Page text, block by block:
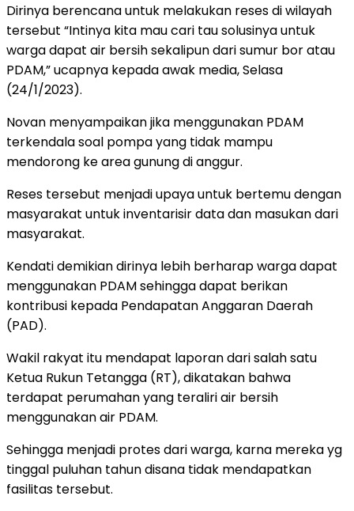
Dirinya berencana untuk melakukan reses di wilayah
tersebut “Intinya kita mau cari tau solusinya untuk
warga dapat air bersih sekalipun dari sumur bor atau
PDAM,” ucapnya kepada awak media, Selasa
(24/1/2023).
Novan menyampaikan jika menggunakan PDAM
terkendala soal pompa yang tidak mampu
mendorong ke area gunung di anggur.
Reses tersebut menjadi upaya untuk bertemu dengan
masyarakat untuk inventarisir data dan masukan dari
masyarakat.
Kendati demikian dirinya lebih berharap warga dapat
menggunakan PDAM sehingga dapat berikan
kontribusi kepada Pendapatan Anggaran Daerah
(PAD).
Wakil rakyat itu mendapat laporan dari salah satu
Ketua Rukun Tetangga (RT), dikatakan bahwa
terdapat perumahan yang teraliri air bersih
menggunakan air PDAM.
Sehingga menjadi protes dari warga, karna mereka yg
tinggal puluhan tahun disana tidak mendapatkan
fasilitas tersebut.